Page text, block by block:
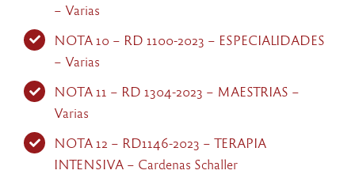
– Varias
NOTA 10 – RD 1100-2023 – ESPECIALIDADES
– Varias
NOTA 11 – RD 1304-2023 – MAESTRIAS –
Varias
NOTA 12 – RD1146-2023 – TERAPIA
INTENSIVA – Cardenas Schaller